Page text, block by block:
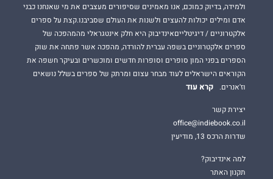
ולמידה, בדיוק כמוכם, אנו מאמינים שסיפורים מעצבים את מי שאנחנו כבני
אדם ומילים יכולות להעצים ולשנות את העולם שסביבנו.קצת על ספרים
אלקטרוניים / דיגיטלייםאינדיבוק היא חלק אינטגראלי מהמהפכה של
ספרים אלקטרוניים בשפה עברית להורדה, מהפכה אשר פתחה את שוק
הספרים בפני המון סופרים וסופרות חדשים ומוכשרים ובעיקר חשפה את
הקוראים הישראלים לעוד מבחר עצום ומרתק של ספרים בשלל נושאים
וז'אנרים.
קרא עוד
יצירת קשר
office@indiebook.co.il
שדרות הרכס 13, מודיעין
למה אינדיבוק?
תקנון האתר